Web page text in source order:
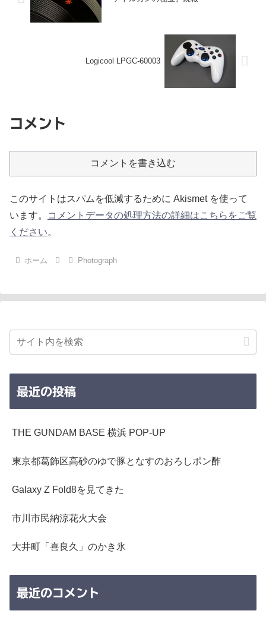
Logicool LPGC-60003
コメント
コメントを書き込む
このサイトはスパムを低減するために Akismet を使って
います。
コメントデータの処理方法の詳細はこちらをご覧
ください。
ホーム Photograph
最近の投稿
THE GUNDAM BASE 横浜 POP-UP
東京都葛飾区高砂のゆで豚となすのおろしポン酢
Galaxy Z Fold8を見てきた
市川市民納涼花火大会
大井町「喜良久」のかき氷
最近のコメント